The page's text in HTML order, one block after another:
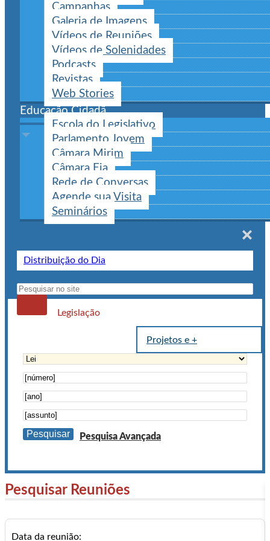
Campanhas
Galeria de Imagens
Vídeos de Reuniões
Vídeos de Solenidades
Podcasts
Revistas
Web Stories
Educação Cidadã
Escola do Legislativo
Parlamento Jovem
Câmara Mirim
Câmara Eja
Rede de Conversas
Agende sua Visita
Seminários
Distribuição do Dia
Formulário de busca
Legislação
Projetos e +
Pesquisa Avançada
Pesquisar Reuniões
Data da reunião: